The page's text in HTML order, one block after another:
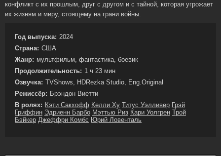
конфликт с их прошлым, друг с другом и с тайной, которая угрожает
их жизням и миру, стоящему на грани войны.
Год выпуска: 2024
Страна: США
Жанр: мультфильм, фантастика, боевик
Продолжительность: 1 ч 23 мин
Озвучка: TVShows, HDRezka Studio, Eng.Original
Режиссёр: Брэндон Виетти
В ролях: Кэти Сакхофф Келли Ху Титус Уэлливер Грэй
Гриффин Эдриенн Барбо Мэттью Риз Кари Уолгрен Трой
Бэйкер Джеффри Комбс Юрий Ловенталь